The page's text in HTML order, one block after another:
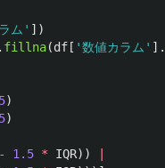
ム ' ])
fillna(df [ '数値カラム ' ].
)
)
- 1.5 * IQR))